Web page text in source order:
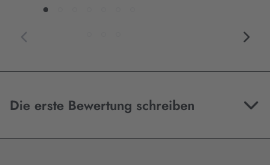
Die erste Bewertung schreiben